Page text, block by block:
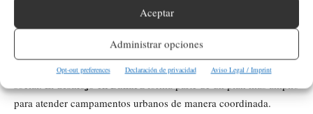
Aceptar
Administrar opciones
Opt-out preferences Declaración de privacidad Aviso Legal / Imprint
¿Qué deben saber los residentes de Ballard?
La comunidad debe considerar que las acciones del UCT buscan
equilibrar seguridad pública, disponibilidad de espacios y apoyo
social. Eldesalojo en Ballardforma parte de un plan más amplio
para atender campamentos urbanos de manera coordinada.